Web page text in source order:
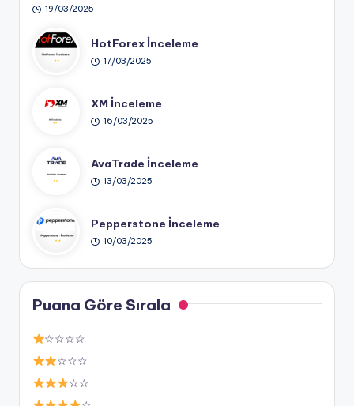
19/03/2025
HotForex İnceleme
17/03/2025
XM İnceleme
16/03/2025
AvaTrade İnceleme
13/03/2025
Pepperstone İnceleme
10/03/2025
Puana Göre Sırala
☆☆☆☆
☆☆☆
☆☆